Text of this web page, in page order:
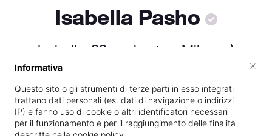
Isabella Pasho
Isabella, 22 anni nata a Milano :)
Vive aMilano
Dipendente pressoMoma41
Informativa
Questo sito o gli strumenti di terze parti in esso integrati
trattano dati personali (es. dati di navigazione o indirizzi
IP) e fanno uso di cookie o altri identificatori necessari
per il funzionamento e per il raggiungimento delle finalità
×